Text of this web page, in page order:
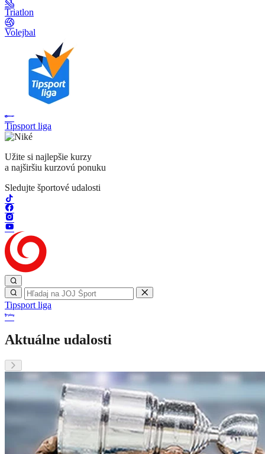
Triatlon
Volejbal
Tipsport liga
Užite si najlepšie kurzy
a najširšiu kurzovú ponuku
Sledujte športové udalosti
Tipsport liga
Aktuálne udalosti